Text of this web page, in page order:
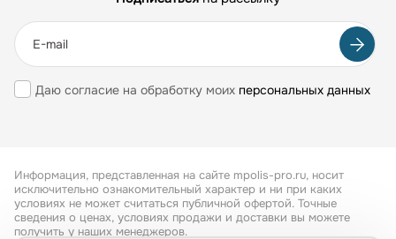
Даю согласие на обработку моих персональных данных
Информация, представленная на сайте mpolis-pro.ru, носит
исключительно ознакомительный характер и ни при каких
условиях не может считаться публичной офертой. Точные
сведения о ценах, условиях продажи и доставки вы можете
получить у наших менеджеров.